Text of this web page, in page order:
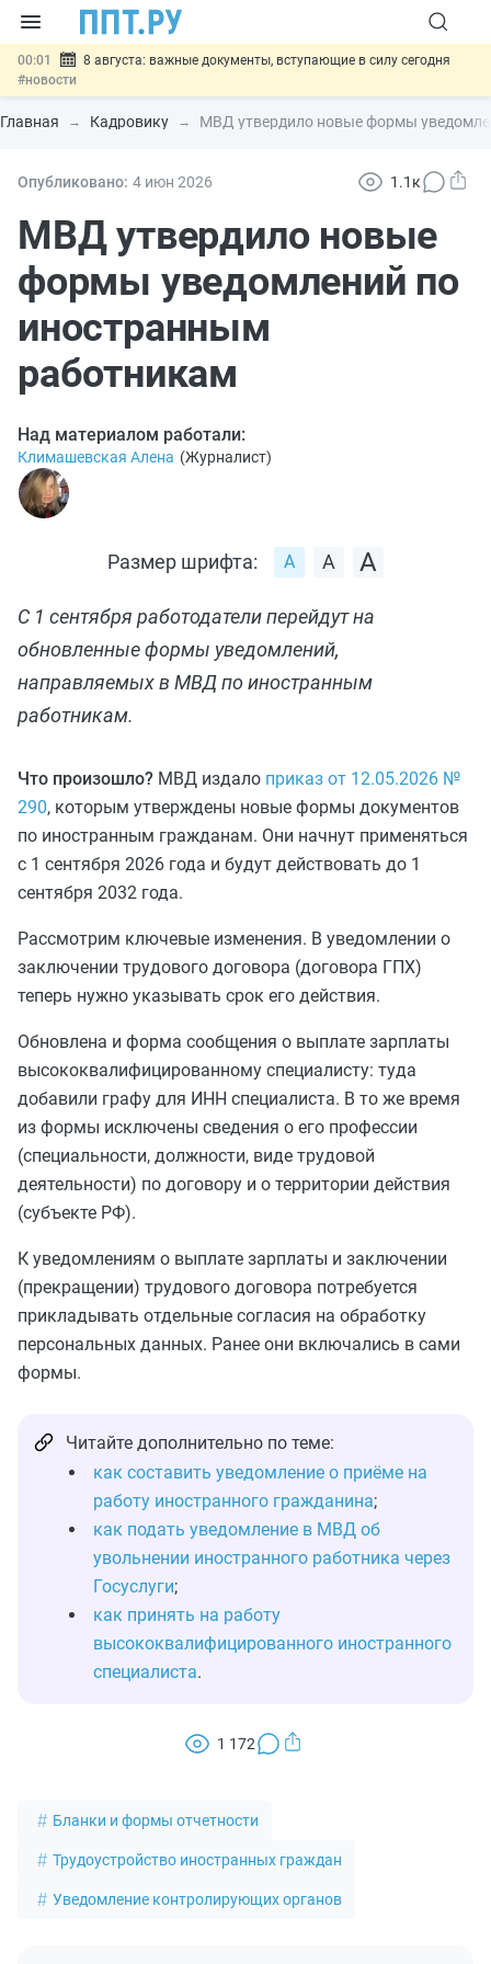
00:01
8 августа: важные документы, вступающие в силу сегодня
#новости
07.08 Подписан закон о блокировке продажи опасных товаров через
«Честный знак»#новости
07.08 Госпошлину за устранение ошибок в документах предлагают
07.08
Важно
отношений #новости
Главная Кадровику МВД утвердило новые формы
Опубликовано: 4 июн 2026 1.1к
МВД утвердило новые
формы уведомлений по
иностранным
работникам
Над материалом работали:
Климашевская Алена (Журналист)
Размер шрифта:
С 1 сентября работодатели перейдут на
обновленные формы уведомлений,
направляемых в МВД по иностранным
работникам.
Что произошло? МВД издало приказ от 12.05.2026 №
290, которым утверждены новые формы документов
по иностранным гражданам. Они начнут применяться
с 1 сентября 2026 года и будут действовать до 1
сентября 2032 года.
Рассмотрим ключевые изменения. В уведомлении о
заключении трудового договора (договора ГПХ)
теперь нужно указывать срок его действия.
Обновлена и форма сообщения о выплате зарплаты
высококвалифицированному специалисту: туда
добавили графу для ИНН специалиста. В то же время
из формы исключены сведения о его профессии
(специальности, должности, виде трудовой
деятельности) по договору и о территории действия
(субъекте РФ).
К уведомлениям о выплате зарплаты и заключении
(прекращении) трудового договора потребуется
прикладывать отдельные согласия на обработку
персональных данных. Ранее они включались в сами
формы.
Читайте дополнительно по теме:
как составить уведомление о приёме на
работу иностранного гражданина;
как подать уведомление в МВД об
увольнении иностранного работника через
Госуслуги;
как принять на работу
высококвалифицированного иностранного
специалиста.
1 172
Бланки и формы отчетности
Трудоустройство иностранных граждан
Уведомление контролирующих органов